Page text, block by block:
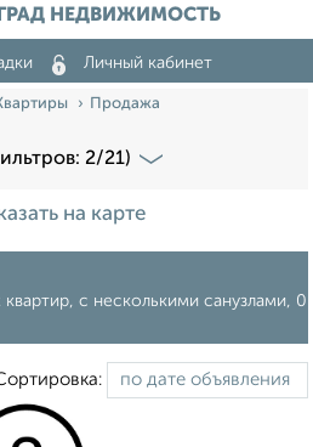
НЕДВИЖИМОСТЬ
Личный кабинет
Продажа
2/21)
на карте
квартир, с несколькими санузлами, 0